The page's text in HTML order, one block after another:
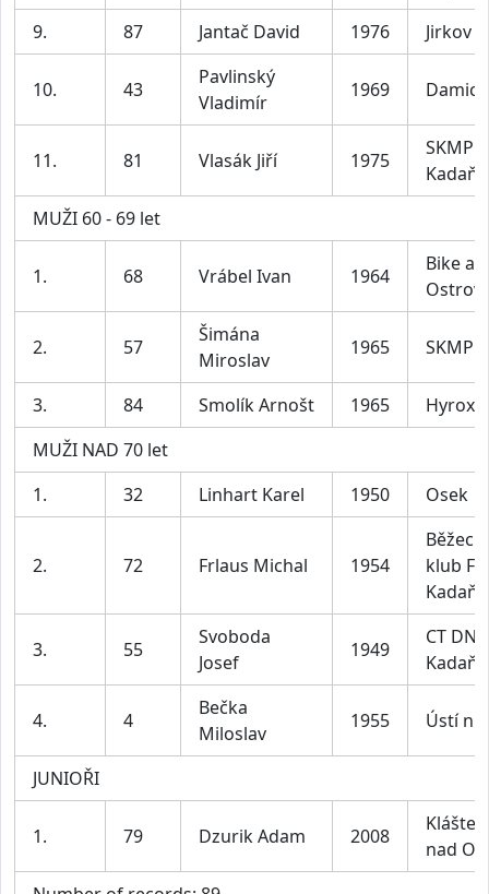
9.
87 Jantač David 1976 Jirkov
10. 43
Pavlinský
Vladimír
1969 Damice
11. 81 Vlasák Jiří 1975
SKMP
Kadaň
MUŽI 60 - 69 let
1. 68 Vrábel Ivan 1964
Bike a
Ostrov
2. 57
Šimána
Miroslav
1965 SKMP
3. 84 Smolík Arnošt 1965
Hyrox
MUŽI NAD 70 let
1.
32 Linhart Karel 1950 Osek
2. 72 Frlaus Michal 1954
klub F -
Kadaň
3. 55
Svoboda
Josef
1949
CT DNT
Kadaň
4. 4
Bečka
Miloslav
1955 Ústí n.L
JUNIOŘI
1. 79 Dzurik Adam 2008
nad